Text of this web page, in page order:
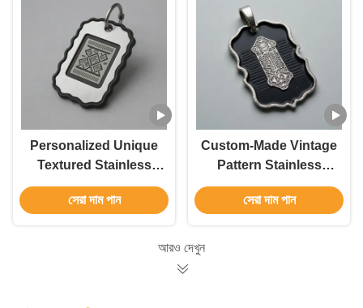
Personalized Unique
Textured Stainless
Steel Men's Pendant
সেরা দাম পান
Custom-Made Vintage
Pattern Stainless
Steel Men's Pendant
সেরা দাম পান
আরও দেখুন